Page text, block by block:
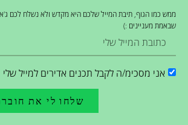
פנקייק עשיר בחלבון
מתכונים עם אבקת חלבון
שייקים עם חלבונים
מתכוני גלידת חלבון
ממש כמו הגוף, תיבת המייל שלכם היא מקדש ולא נשלח לכם
שבאמת מעניינים :)
אני מסכימ/ה לקבל תכנים אדירים למייל שלי
שלחו לי את